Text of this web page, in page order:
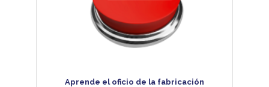
Aprende el oficio de la fabricación